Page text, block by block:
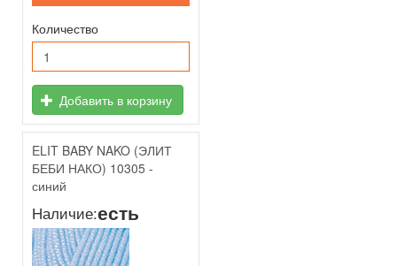
Количество
Добавить в корзину
ELIT BABY NAKO (ЭЛИТ
БЕБИ НАКО) 10305 -
синий
Наличие:есть